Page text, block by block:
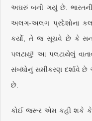
અઘરું બની ગયું છે. ભારતની
અલગ-અલગ પ્રદેશોના
કર્યો, તે જ સૂચવે છે કે સન
પલટાયું! આ પલટાયેલું
સંબંધોનું સમીકરણ દર્શાવે
છે.
કોઈ જરૂર એમ કહી શકે કે